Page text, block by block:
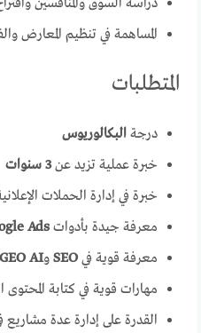
دراسة السوق والمنافسين
المساهمة في تنظيم المعارض
المتطلبات
درجةالبكالوريوس
خبرة عملية تزيد عن3 سنوات
خبرة في إدارة الحملات
معرفة جيدة بأدواتAds
معرفة قوية فيSEO وGEO AI
مهارات قوية في كتابة المحتوى
القدرة على إدارة عدة